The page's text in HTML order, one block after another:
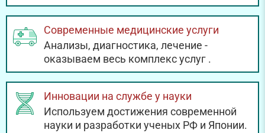
Современные медицинские услуги
Анализы, диагностика, лечение -
оказываем весь комплекс услуг .
Инновации на службе у науки
Используем достижения современной
науки и разработки ученых РФ и Японии.